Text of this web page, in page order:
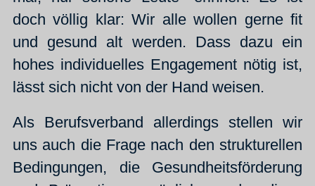
doch völlig klar: Wir alle wollen gerne fit
und gesund alt werden. Dass dazu ein
hohes individuelles Engagement nötig ist,
lässt sich nicht von der Hand weisen.
Als Berufsverband allerdings stellen wir
uns auch die Frage nach den strukturellen
Bedingungen, die Gesundheitsförderung